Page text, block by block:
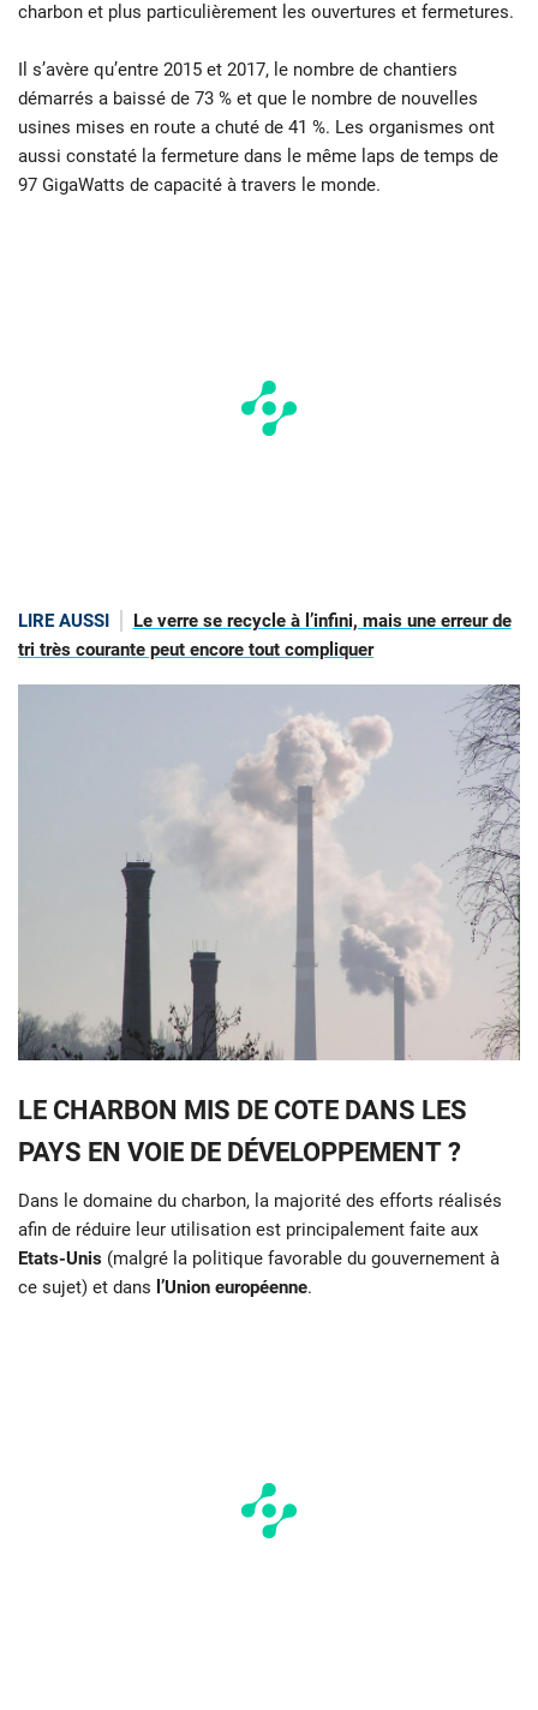
charbon et plus particulièrement les ouvertures et fermetures.
Il s’avère qu’entre 2015 et 2017, le nombre de chantiers
démarrés a baissé de 73 % et que le nombre de nouvelles
usines mises en route a chuté de 41 %. Les organismes ont
aussi constaté la fermeture dans le même laps de temps de
97 GigaWatts de capacité à travers le monde.
LIRE AUSSI
Le verre se recycle à l’infini, mais une erreur de
tri très courante peut encore tout compliquer
LE CHARBON MIS DE COTE DANS LES
PAYS EN VOIE DE DÉVELOPPEMENT ?
Dans le domaine du charbon, la majorité des efforts réalisés
afin de réduire leur utilisation est principalement faite aux
Etats-Unis (malgré la politique favorable du gouvernement à
ce sujet) et dans l’Union européenne.